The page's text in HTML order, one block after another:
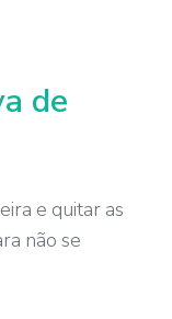
de
e quitar as
não se